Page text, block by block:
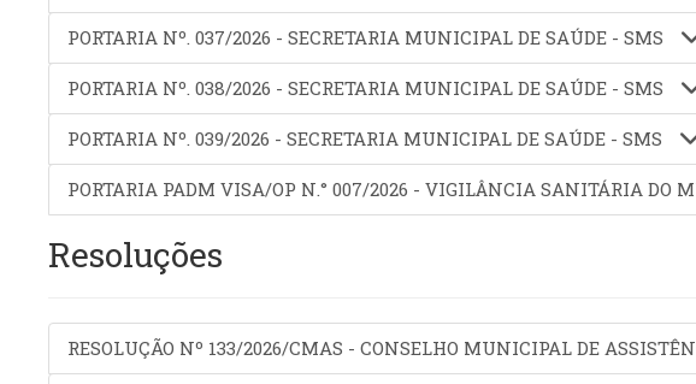
PORTARIA Nº. 037/2026 - SECRETARIA MUNICIPAL DE SAÚDE - SMS
PORTARIA Nº. 038/2026 - SECRETARIA MUNICIPAL DE SAÚDE - SMS
PORTARIA Nº. 039/2026 - SECRETARIA MUNICIPAL DE SAÚDE - SMS
PORTARIA PADM VISA/OP N.° 007/2026 - VIGILÂNCIA SANITÁRIA DO
Resoluções
RESOLUÇÃO Nº 133/2026/CMAS - CONSELHO MUNICIPAL DE